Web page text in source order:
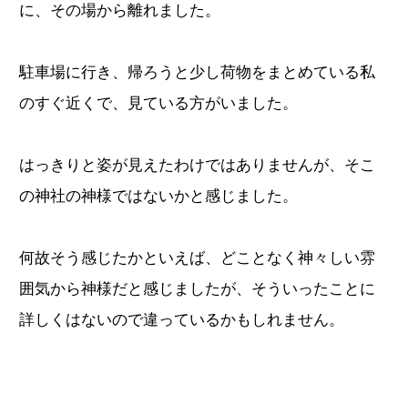
に、その場から離れました。
駐車場に行き、帰ろうと少し荷物をまとめている私
のすぐ近くで、見ている方がいました。
はっきりと姿が見えたわけではありませんが、そこ
の神社の神様ではないかと感じました。
何故そう感じたかといえば、どことなく神々しい雰
囲気から神様だと感じましたが、そういったことに
詳しくはないので違っているかもしれません。